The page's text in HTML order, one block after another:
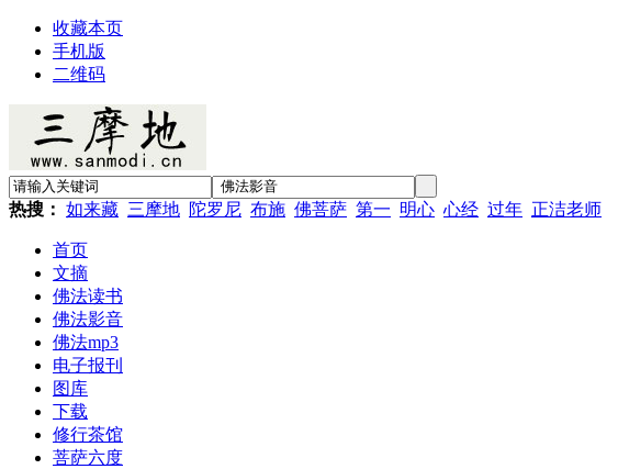
收藏本页
手机版
二维码
热搜： 如来藏 三摩地 陀罗尼 布施 佛菩萨 第一 明心 心经 过年 正洁老师
首页
文摘
佛法读书
佛法影音
佛法mp3
电子报刊
图库
下载
修行茶馆
菩萨六度